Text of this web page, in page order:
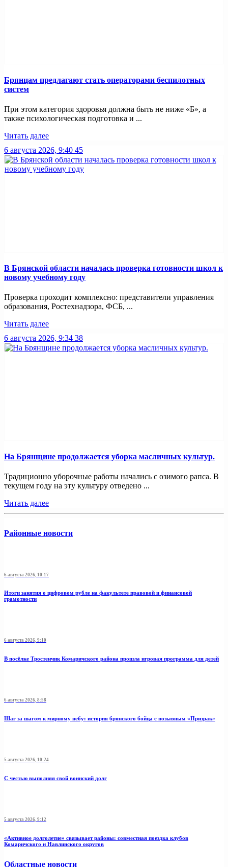
Брянцам предлагают стать операторами беспилотных
систем
При этом категория здоровья должна быть не ниже «Б», а
также психологическая подготовка и ...
Читать далее
6 августа 2026, 9:40 45
В Брянской области началась проверка готовности школ к
новому учебному году
Проверка проходит комплексно: представители управления
образования, Ростехнадзора, ФСБ, ...
Читать далее
6 августа 2026, 9:34 38
На Брянщине продолжается уборка масличных культур.
Традиционно уборочные работы начались с озимого рапса. В
текущем году на эту культуру отведено ...
Читать далее
Районные новости
6 августа 2026, 10:17
Итоги занятия о цифровом рубле на факультете правовой и финансовой
грамотности
6 августа 2026, 9:10
В посёлке Тростенчик Комаричского района прошла игровая программа для детей
6 августа 2026, 8:58
Шаг за шагом к мирному небу: история брянского бойца с позывным «Призрак»
5 августа 2026, 10:24
С честью выполняя свой воинский долг
5 августа 2026, 9:12
«Активное долголетие» связывает районы: совместная поездка клубов
Комаричского и Навлинского округов
Областные новости